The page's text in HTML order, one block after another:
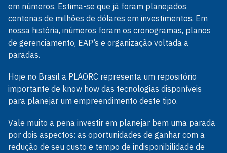
em números. Estima-se que já foram planejados
centenas de milhões de dólares em investimentos. Em
nossa história, inúmeros foram os cronogramas, planos
de gerenciamento, EAP’s e organização voltada a
paradas.
Hoje no Brasil a PLAORC representa um repositório
importante de know how das tecnologias disponíveis
para planejar um empreendimento deste tipo.
Vale muito a pena investir em planejar bem uma parada
por dois aspectos: as oportunidades de ganhar com a
redução de seu custo e tempo de indisponibilidade de